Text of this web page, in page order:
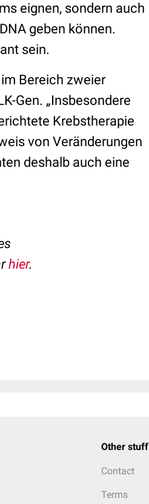
eignen, sondern auch
geben können.
sein.
Bereich zweier
Gen. „Insbesondere
Krebstherapie
von Veränderungen
deshalb auch eine
hier.
Other stuff
Contact
Terms